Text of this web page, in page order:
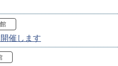
催します